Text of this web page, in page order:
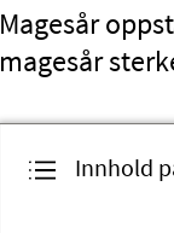
Magesår
magesår
Innhold